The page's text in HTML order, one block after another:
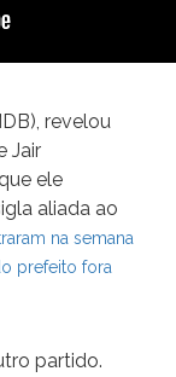
revelou
Jair
ele
aliada ao
na semana
prefeito fora
partido.